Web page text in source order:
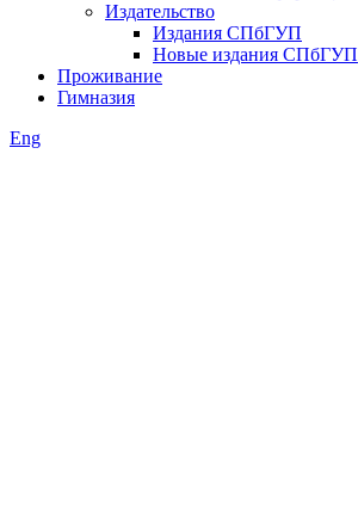
Издательство
Издания СПбГУП
Новые издания СПбГУП
Проживание
Гимназия
Eng